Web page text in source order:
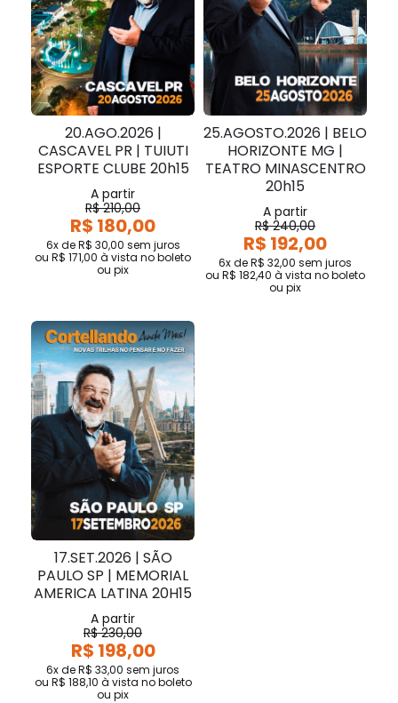
20.AGO.2026 |
CASCAVEL PR | TUIUTI
ESPORTE CLUBE 20h15
A partir
R$ 210,00
R$ 180,00
6x de R$ 30,00 sem juros
ou R$ 171,00 à vista no boleto
ou pix
25.AGOSTO.2026 | BELO
HORIZONTE MG |
TEATRO MINASCENTRO
20h15
A partir
R$ 240,00
R$ 192,00
6x de R$ 32,00 sem juros
ou R$ 182,40 à vista no boleto
ou pix
17.SET.2026 | SÃO
PAULO SP | MEMORIAL
AMERICA LATINA 20H15
A partir
R$ 230,00
R$ 198,00
6x de R$ 33,00 sem juros
ou R$ 188,10 à vista no boleto
ou pix